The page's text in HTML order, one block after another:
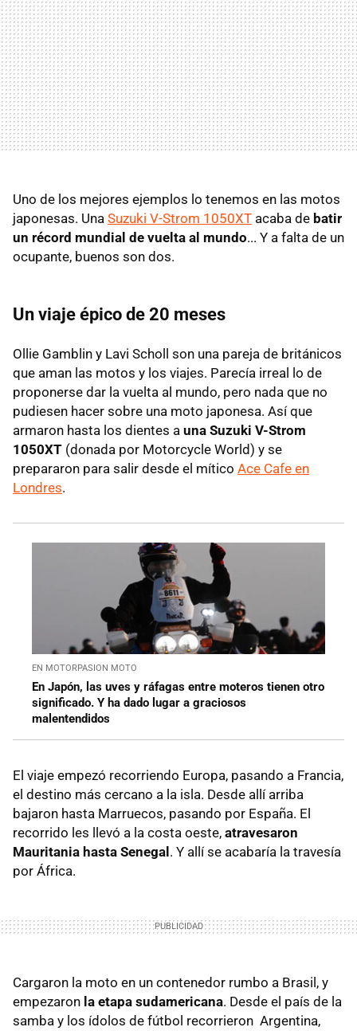
Uno de los mejores ejemplos lo tenemos en las motos
japonesas. Una Suzuki V-Strom 1050XT acaba de batir
un récord mundial de vuelta al mundo... Y a falta de un
ocupante, buenos son dos.
Un viaje épico de 20 meses
Ollie Gamblin y Lavi Scholl son una pareja de británicos
que aman las motos y los viajes. Parecía irreal lo de
proponerse dar la vuelta al mundo, pero nada que no
pudiesen hacer sobre una moto japonesa. Así que
armaron hasta los dientes a una Suzuki V-Strom
1050XT (donada por Motorcycle World) y se
prepararon para salir desde el mítico Ace Cafe en
Londres.
EN MOTORPASION MOTO
En Japón, las uves y ráfagas entre moteros tienen otro
significado. Y ha dado lugar a graciosos
malentendidos
El viaje empezó recorriendo Europa, pasando a Francia,
el destino más cercano a la isla. Desde allí arriba
bajaron hasta Marruecos, pasando por España. El
recorrido les llevó a la costa oeste, atravesaron
Mauritania hasta Senegal. Y allí se acabaría la travesía
por África.
Cargaron la moto en un contenedor rumbo a Brasil, y
empezaron la etapa sudamericana. Desde el país de la
samba y los ídolos de fútbol recorrieron Argentina,